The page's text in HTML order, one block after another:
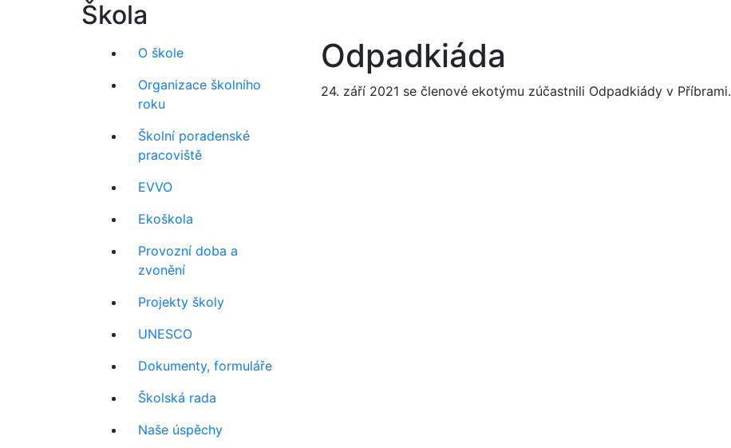
Škola
O škole
Organizace školního
roku
Školní poradenské
pracoviště
EVVO
Ekoškola
Provozní doba a
zvonění
Projekty školy
UNESCO
Dokumenty, formuláře
Školská rada
Naše úspěchy
Odpadkiáda
24. září 2021 se členové ekotýmu zúčastnili Odpadkiády v Příbrami.